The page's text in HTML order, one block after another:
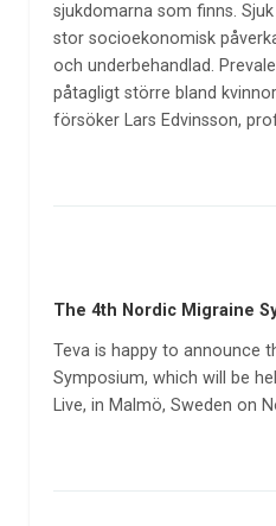
sjukdomarna som finns.
stor socioekonomisk
och underbehandlad.
påtagligt större bland
försöker Lars Edvinsson,
The 4th Nordic Migraine
Teva is happy to announce
Symposium, which will be
Live, in Malmö, Sweden on